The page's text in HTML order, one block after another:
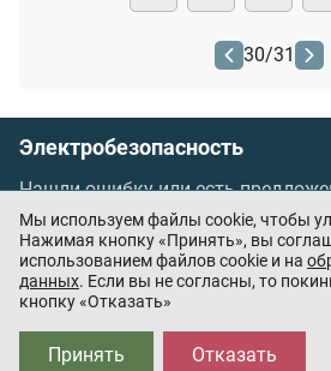
30/31
Электробезопасность
Нашли ошибку или есть
нам
Порядок проведения оплаты по
картам/Цены/Оферта
Приложения партнёров:
Мы используем файлы cookie, чтобы
Нажимая кнопку «Принять», вы
использованием файлов cookie и на
данных. Если вы не согласны, то
кнопку «Отказать»
Отказать
Принять